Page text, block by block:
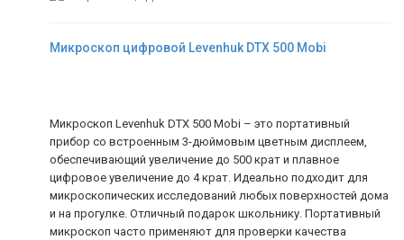
Микроскоп цифровой Levenhuk DTX 500 Mobi
Микроскоп Levenhuk DTX 500 Mobi – это портативный
прибор со встроенным 3-дюймовым цветным дисплеем,
обеспечивающий увеличение до 500 крат и плавное
цифровое увеличение до 4 крат. Идеально подходит для
микроскопических исследований любых поверхностей дома
и на прогулке. Отличный подарок школьнику. Портативный
микроскоп часто применяют для проверки качества